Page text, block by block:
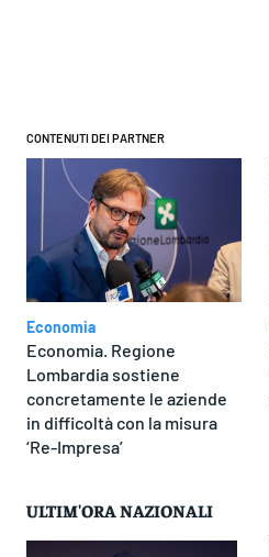
CONTENUTI DEI PARTNER
Economia
Economia. Regione
Lombardia sostiene
concretamente le aziende
in difficoltà con la misura
‘Re-Impresa’
ULTIM'ORA NAZIONALI